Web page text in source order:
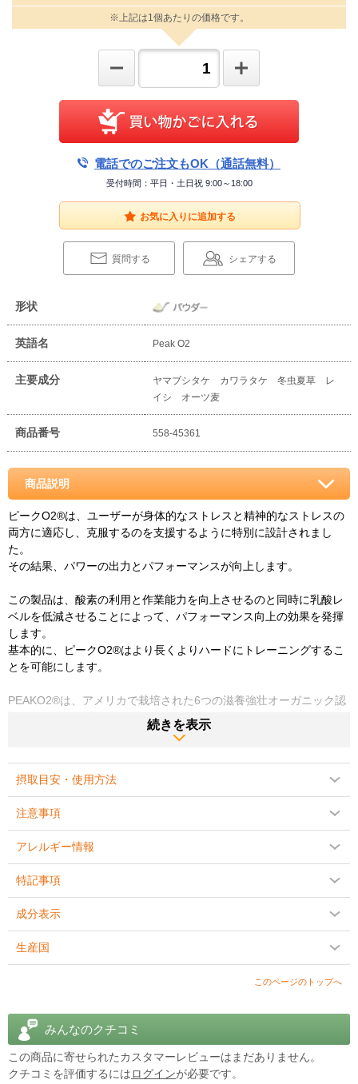
※上記は1個あたりの価格です。
電話でのご注文もOK（通話無料）
受付時間：平日・土日祝 9:00～18:00
お気に入りに追加する
質問する シェアする
形状
英語名 Peak O2
主要成分
ヤマブシタケ カワラタケ 冬虫夏草 レ
イシ オーツ麦
商品番号 558-45361
商品説明
ピークO2®は、ユーザーが身体的なストレスと精神的なストレスの
両方に適応し、克服するのを支援するように特別に設計されまし
た。
その結果、パワーの出力とパフォーマンスが向上します。
この製品は、酸素の利用と作業能力を向上させるのと同時に乳酸レ
ベルを低減させることによって、パフォーマンス向上の効果を発揮
します。
基本的に、ピークO2®はより長くよりハードにトレーニングするこ
とを可能にします。
PEAKO2®は、アメリカで栽培された6つの滋養強壮オーガニック認
証キノコの組み合わせです。
・レイシ
・エリンギ
・シイタケ
・ヤマブシタケ
・カワラタケ
研究によれば、PEAKO2は、予備力を最大限に引き出し持久力を向
上させるようです。
1日最大2gまでの補充を行うと、被験者が同じ作業負荷でトレーニ
ングする際に、血中乳酸濃度が9％減少することが示されています。
これは、PEAKO2を摂取することで、運動の要求を満たすために体
が受けるストレスを軽減するのに役立つことを示唆しています。
商品説明をPC版で見る
続きを表示
摂取目安・使用方法
注意事項
アレルギー情報
特記事項
成分表示
生産国
このページのトップへ
みんなのクチコミ
この商品に寄せられたカスタマーレビューはまだありません。
クチコミを評価するにはログインが必要です。